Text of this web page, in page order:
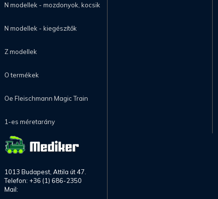
N modellek - mozdonyok, kocsik
N modellek - kiegészítők
Z modellek
O termékek
Oe Fleischmann Magic Train
1-es méretarány
1013 Budapest, Attila út 47.
Telefon: +36 (1) 686-2350
Mail: